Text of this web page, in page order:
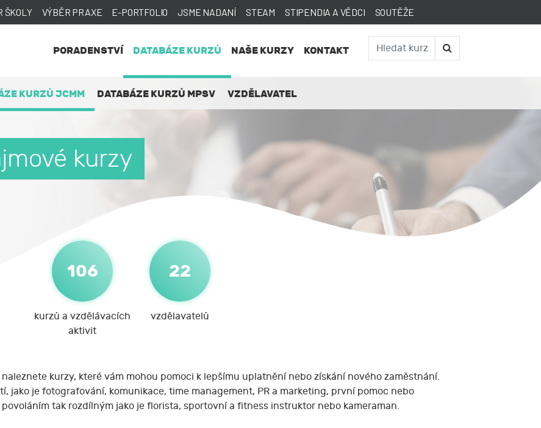
ŠKOLY VÝBĚR PRAXE E-PORTFOLIO JSME NADANÍ STEAM STIPENDIA A VĚDCI SOUTĚŽE
PORADENSTVÍ DATABÁZE KURZŮ
KURZŮ JCMM DATABÁZE KURZŮ MPSV VZDĚLAVATEL
NAŠE KURZY KONTAKT
kurzy
106
kurzů a vzdělávacích
aktivit
22
vzdělavatelů
kurzy, které vám mohou pomoci k lepšímu uplatnění nebo získání nového zaměstnání.
jako je fotografování, komunikace, time management, PR a marketing, první pomoc nebo
tak rozdílným jako je florista, sportovní a fitness instruktor nebo kameraman.